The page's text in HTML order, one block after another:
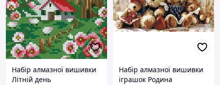
Набір алмазної вишивки
Літній день
Набір алмазної вишивки
іграшок Родина